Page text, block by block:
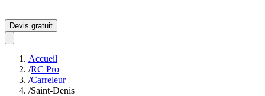
Devis gratuit
Accueil
/RC Pro
/Carreleur
/Saint-Denis